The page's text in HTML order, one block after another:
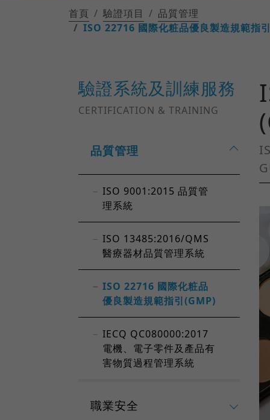
首頁 驗證項目
品質管理
ISO 22716 國際化粧品優良製造規範指
驗證系統及訓練服務
CERTIFICATION & TRAINING
品質管理
ISO 9001:2015 品質管
理系統
ISO 13485:2016/QMS
醫療器材品質管理系統
ISO 22716 國際化粧品
優良製造規範指引(GMP)
IECQ QC080000:2017
電機、電子零件及產品有
害物質過程管理系統
職業安全